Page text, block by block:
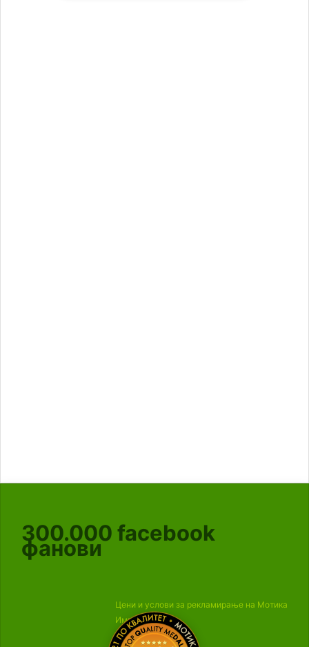
300.000 facebook
фанови
Цени и услови за рекламирање на Мотика
Импресум